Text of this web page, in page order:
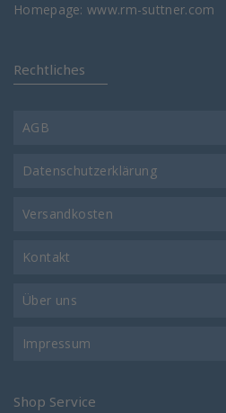
Homepage:www.rm-suttner.com
Rechtliches
AGB
Datenschutzerklärung
Versandkosten
Kontakt
Über uns
Impressum
Shop Service